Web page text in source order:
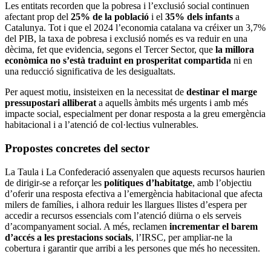
Les entitats recorden que la pobresa i l’exclusió social continuen
afectant prop del 25% de la població i el 35% dels infants a
Catalunya. Tot i que el 2024 l’economia catalana va créixer un 3,7%
del PIB, la taxa de pobresa i exclusió només es va reduir en una
dècima, fet que evidencia, segons el Tercer Sector, que la millora
econòmica no s’està traduint en prosperitat compartida ni en
una reducció significativa de les desigualtats.
Per aquest motiu, insisteixen en la necessitat de destinar el marge
pressupostari alliberat a aquells àmbits més urgents i amb més
impacte social, especialment per donar resposta a la greu emergència
habitacional i a l’atenció de col·lectius vulnerables.
Propostes concretes del sector
La Taula i La Confederació assenyalen que aquests recursos haurien
de dirigir-se a reforçar les polítiques d’habitatge, amb l’objectiu
d’oferir una resposta efectiva a l’emergència habitacional que afecta
milers de famílies, i alhora reduir les llargues llistes d’espera per
accedir a recursos essencials com l’atenció diürna o els serveis
d’acompanyament social. A més, reclamen incrementar el barem
d’accés a les prestacions socials, l’IRSC, per ampliar-ne la
cobertura i garantir que arribi a les persones que més ho necessiten.